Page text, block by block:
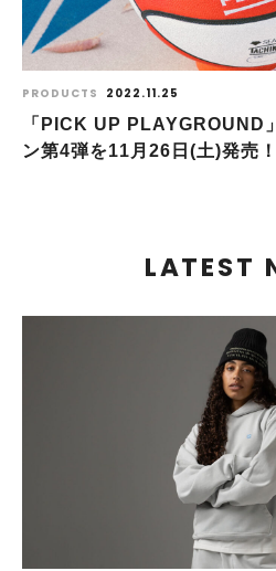
PRODUCTS 2022.11.25
「PICK UP PLAYGROUND
ン第4弾を11月26日(土)発売！
LATEST